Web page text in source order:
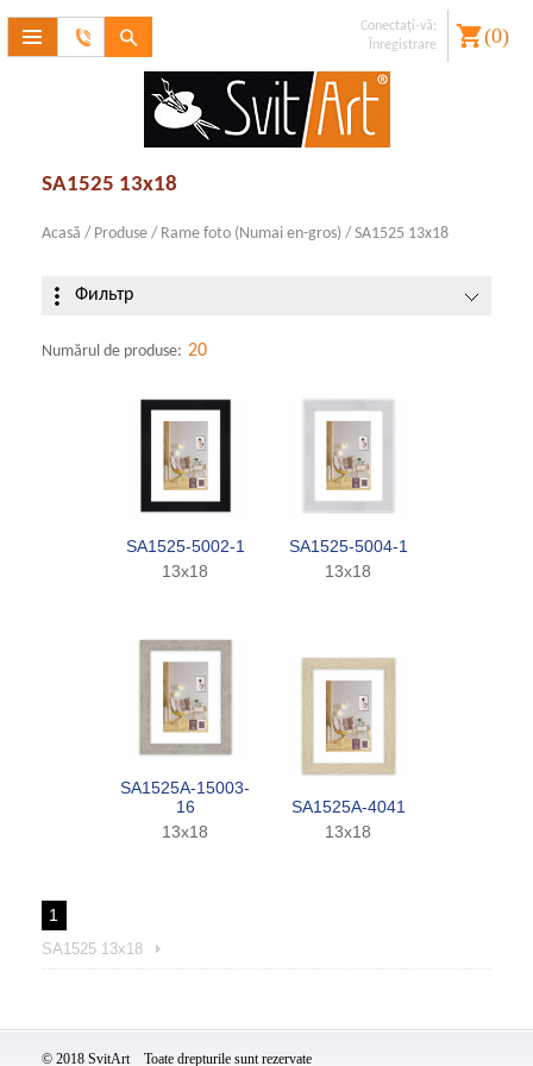
Contactaţi-
Conectaţi-vă;
Înregistrare
(0)
SA1525 13x18
Acasă / Produse / Rame foto (Numai en-gros) / SA1525 13x18
Фильтр
Numărul de produse: 20
SA1525-5002-1
13x18
SA1525-5004-1
13x18
SA1525A-15003-
16
13x18
SA1525A-4041
13x18
1
SA1525 13x18
© 2018 SvitArt Toate drepturile sunt rezervate